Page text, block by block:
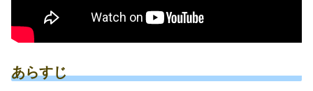
あらすじ